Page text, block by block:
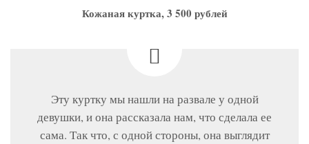
Кожаная куртка, 3 500 рублей
Эту куртку мы нашли на развале у одной
девушки, и она рассказала нам, что сделала ее
сама. Так что, с одной стороны, она выглядит